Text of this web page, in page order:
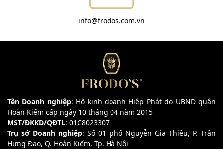
info@frodos.com.vn
Tên Doanh nghiệp: Hộ kinh doanh Hiệp Phát do UBND quận
Hoàn Kiếm cấp ngày 10 tháng 04 năm 2015
MST/ĐKKD/QĐTL: 01C8023307
Trụ sở Doanh nghiệp: Số 01 phố Nguyễn Gia Thiều, P. Trần
Hưng Đạo, Q. Hoàn Kiếm, Tp. Hà Nội